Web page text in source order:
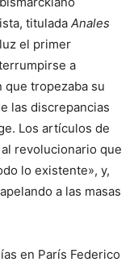
titulada Anales
el primer
a
que tropezaba su
las discrepancias
Los artículos de
revolucionario que
lo existente», y,
a las masas
en París Federico